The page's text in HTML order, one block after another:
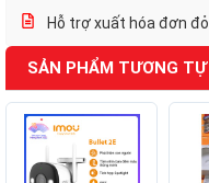
Hỗ trợ xuất hóa đơn đỏ
SẢN PHẨM TƯƠNG TỰ